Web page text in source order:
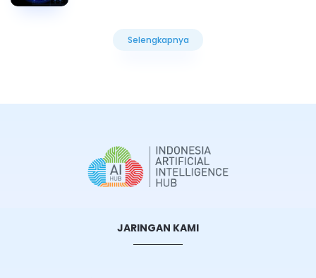
Selengkapnya
JARINGAN KAMI